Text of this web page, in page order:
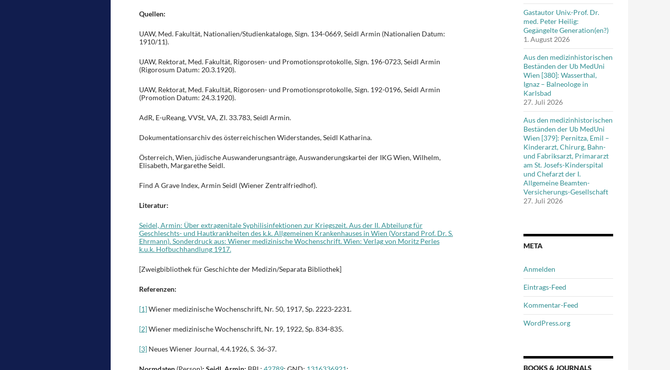
Quellen:
UAW, Med. Fakultät, Nationalien/Studienkataloge, Sign. 134-0669, Seidl Armin (Nationalien Datum:
1910/11).
UAW, Rektorat, Med. Fakultät, Rigorosen- und Promotionsprotokolle, Sign. 196-0723, Seidl Armin
(Rigorosum Datum: 20.3.1920).
UAW, Rektorat, Med. Fakultät, Rigorosen- und Promotionsprotokolle, Sign. 192-0196, Seidl Armin
(Promotion Datum: 24.3.1920).
AdR, E-uReang, VVSt, VA, Zl. 33.783, Seidl Armin.
Dokumentationsarchiv des österreichischen Widerstandes, Seidl Katharina.
Österreich, Wien, jüdische Auswanderungsanträge, Auswanderungskartei der IKG Wien, Wilhelm,
Elisabeth, Margarethe Seidl.
Find A Grave Index, Armin Seidl (Wiener Zentralfriedhof).
Literatur:
Seidel, Armin: Über extragenitale Syphilisinfektionen zur Kriegszeit. Aus der II. Abteilung für
Geschleschts- und Hautkrankheiten des k.k. Allgemeinen Krankenhauses in Wien (Vorstand Prof. Dr. S.
Ehrmann). Sonderdruck aus: Wiener medizinische Wochenschrift. Wien: Verlag von Moritz Perles
k.u.k. Hofbuchhandlung 1917.
[Zweigbibliothek für Geschichte der Medizin/Separata Bibliothek]
Referenzen:
[1]Wiener medizinische Wochenschrift, Nr. 50, 1917, Sp. 2223-2231.
[2]Wiener medizinische Wochenschrift, Nr. 19, 1922, Sp. 834-835.
[3]Neues Wiener Journal, 4.4.1926, S. 36-37.
Gastautor Univ.-Prof. Dr.
med. Peter Heilig:
Gegängelte Generation(en?)
1. August 2026
Aus den medizinhistorischen
Beständen der Ub MedUni
Wien [380]: Wasserthal,
Ignaz – Balneologe in
Karlsbad
27. Juli 2026
Aus den medizinhistorischen
Beständen der Ub MedUni
Wien [379]: Pernitza, Emil –
Kinderarzt, Chirurg, Bahn-
und Fabriksarzt, Primararzt
am St. Josefs-Kinderspital
und Chefarzt der I.
Allgemeine Beamten-
Versicherungs-Gesellschaft
27. Juli 2026
META
Anmelden
Eintrags-Feed
Kommentar-Feed
WordPress.org
BOOKS & JOURNALS